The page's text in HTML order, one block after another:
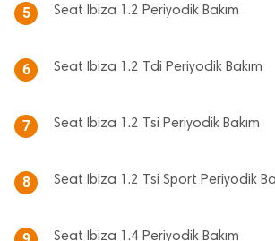
5 Seat Ibiza 1.2 Periyodik Bakım
6 Seat Ibiza 1.2 Tdi Periyodik Bakım
7 Seat Ibiza 1.2 Tsi Periyodik Bakım
8 Seat Ibiza 1.2 Tsi Sport Periyodik
Seat Ibiza 1.4 Periyodik Bakım